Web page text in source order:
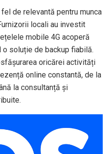
de relevantă pentru munca
locali au investit
mobile 4G acoperă
soluție de backup fiabilă.
oricărei activități
online constantă, de la
la consultanță și